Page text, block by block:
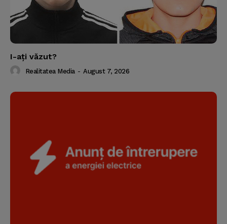
I-aţi văzut?
Realitatea Media - August 7, 2026